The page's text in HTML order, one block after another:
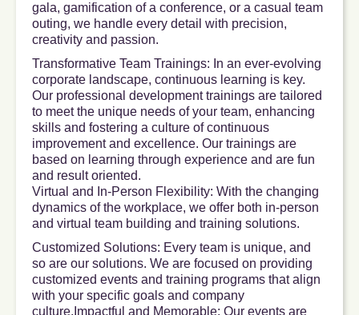
gala, gamification of a conference, or a casual team
outing, we handle every detail with precision,
creativity and passion.
Transformative Team Trainings: In an ever-evolving
corporate landscape, continuous learning is key.
Our professional development trainings are tailored
to meet the unique needs of your team, enhancing
skills and fostering a culture of continuous
improvement and excellence. Our trainings are
based on learning through experience and are fun
and result oriented.
Virtual and In-Person Flexibility: With the changing
dynamics of the workplace, we offer both in-person
and virtual team building and training solutions.
Customized Solutions: Every team is unique, and
so are our solutions. We are focused on providing
customized events and training programs that align
with your specific goals and company
culture.Impactful and Memorable: Our events are